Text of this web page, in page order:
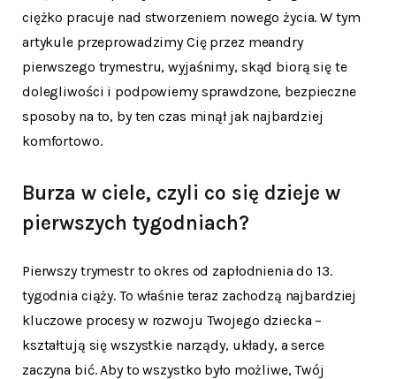
ciężko pracuje nad stworzeniem nowego życia. W tym
artykule przeprowadzimy Cię przez meandry
pierwszego trymestru, wyjaśnimy, skąd biorą się te
dolegliwości i podpowiemy sprawdzone, bezpieczne
sposoby na to, by ten czas minął jak najbardziej
komfortowo.
Burza w ciele, czyli co się dzieje w
pierwszych tygodniach?
Pierwszy trymestr to okres od zapłodnienia do 13.
tygodnia ciąży. To właśnie teraz zachodzą najbardziej
kluczowe procesy w rozwoju Twojego dziecka –
kształtują się wszystkie narządy, układy, a serce
zaczyna bić. Aby to wszystko było możliwe, Twój